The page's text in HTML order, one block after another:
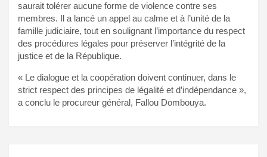
saurait tolérer aucune forme de violence contre ses
membres. Il a lancé un appel au calme et à l’unité de la
famille judiciaire, tout en soulignant l’importance du respect
des procédures légales pour préserver l’intégrité de la
justice et de la République.
« Le dialogue et la coopération doivent continuer, dans le
strict respect des principes de légalité et d’indépendance »,
a conclu le procureur général, Fallou Dombouya.